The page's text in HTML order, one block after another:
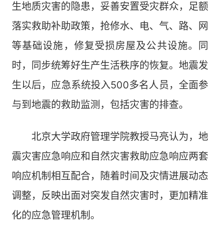
生地质灾害的隐患，妥善安置受灾群众，足额
落实救助补助政策，抢修水、电、气、路、网
等基础设施，修复受损房屋及公共设施。同
时，同步统筹好生产生活秩序的恢复。地震发
生以后，应急系统投入500多名人员，全面参
与到地震的救助监测，包括灾害的排查。
北京大学政府管理学院教授马亮认为，地
震灾害应急响应和自然灾害救助应急响应两套
响应机制相互配合，随着时间及灾情进展动态
调整，反映出面对突发自然灾害时，更加精准
化的应急管理机制。